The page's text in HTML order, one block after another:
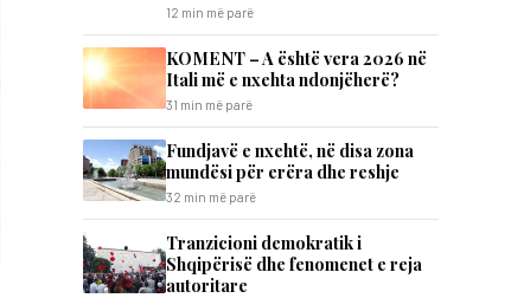
12 min më parë
KOMENT – A është vera 2026 në
Itali më e nxehta ndonjëherë?
31 min më parë
Fundjavë e nxehtë, në disa zona
mundësi për erëra dhe reshje
32 min më parë
Tranzicioni demokratik i
Shqipërisë dhe fenomenet e reja
autoritare